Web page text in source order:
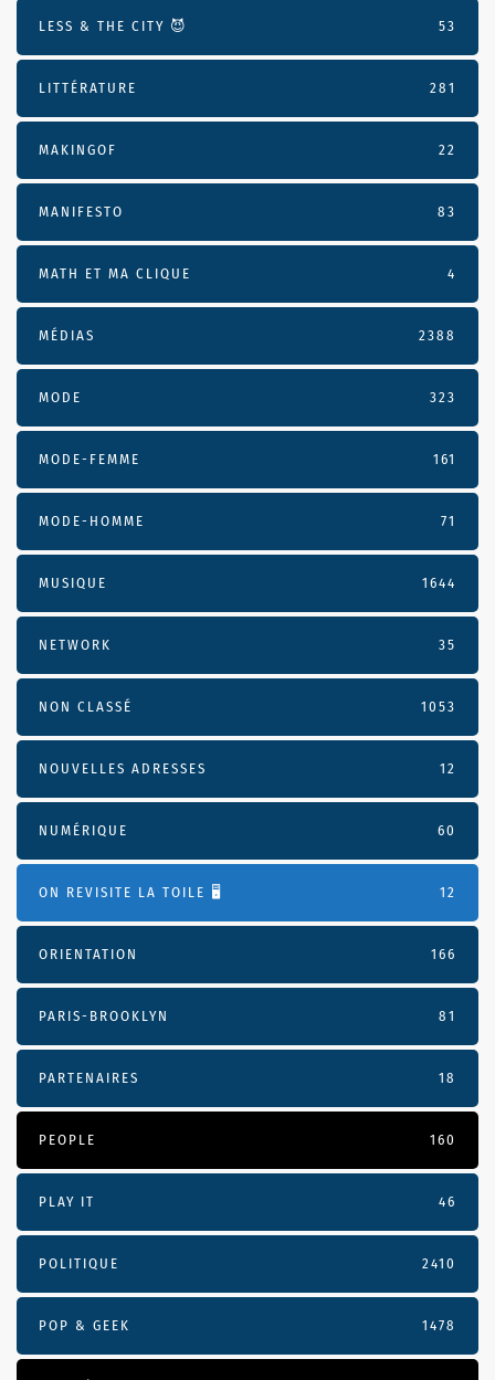
LESS & THE CITY 😈 53
LITTÉRATURE 281
MAKINGOF 22
MANIFESTO 83
MATH ET MA CLIQUE 4
MÉDIAS 2388
MODE 323
MODE-FEMME 161
MODE-HOMME 71
MUSIQUE 1644
NETWORK 35
NON CLASSÉ 1053
NOUVELLES ADRESSES 12
NUMÉRIQUE 60
ON REVISITE LA TOILE 🖥️ 12
ORIENTATION 166
PARIS-BROOKLYN 81
PARTENAIRES 18
PEOPLE 160
PLAY IT 46
POLITIQUE 2410
POP & GEEK 1478